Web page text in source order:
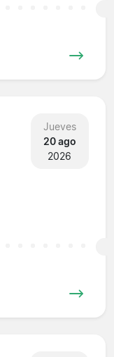
Jueves
20 ago
2026